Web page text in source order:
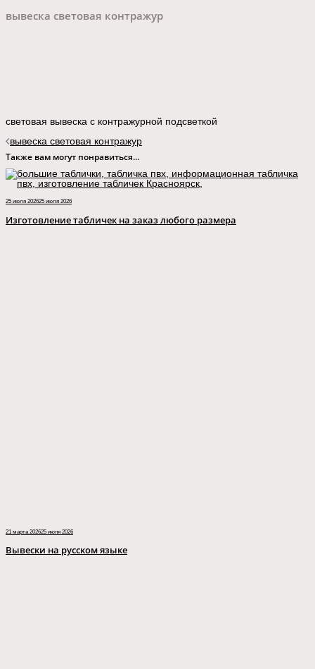
вывеска световая контражур
световая вывеска с контражурной подсветкой
Навигация
записи
вывеска световая контражур
Также вам могут понравиться...
25 июля 202625 июля 2026
Изготовление табличек на заказ любого размера
21 марта 202625 июня 2026
Вывески на русском языке